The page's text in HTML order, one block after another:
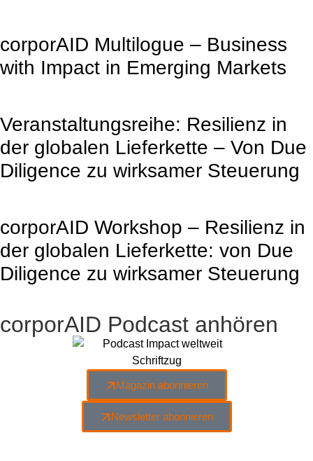
corporAID Multilogue – Business
with Impact in Emerging Markets
Veranstaltungsreihe: Resilienz in
der globalen Lieferkette – Von Due
Diligence zu wirksamer Steuerung
corporAID Workshop – Resilienz in
der globalen Lieferkette: von Due
Diligence zu wirksamer Steuerung
corporAID Podcast anhören
Magazin abonnieren
Newsletter abonnieren